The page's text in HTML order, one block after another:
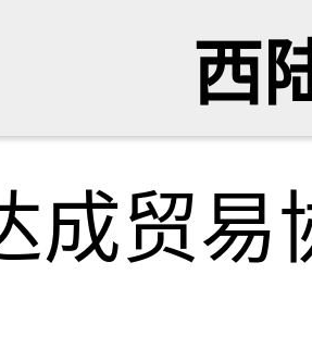
西
成贸